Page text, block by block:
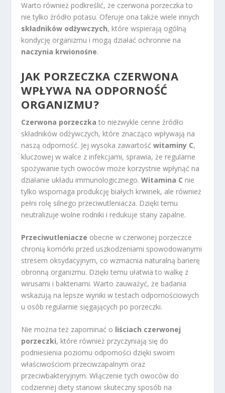
Warto również podkreślić, że czerwona porzeczka to
nie tylko źródło potasu. Oferuje ona także wiele innych
składników odżywczych, które wspierają ogólną
kondycję organizmu i mogą działać ochronnie na
naczynia krwionośne.
JAK PORZECZKA CZERWONA
WPŁYWA NA ODPORNOŚĆ
ORGANIZMU?
Czerwona porzeczka to niezwykle cenne źródło
składników odżywczych, które znacząco wpływają na
naszą odporność. Jej wysoka zawartośćwitaminy C,
kluczowej w walce z infekcjami, sprawia, że regularne
spożywanie tych owoców może korzystnie wpłynąć na
działanie układu immunologicznego.Witamina C nie
tylko wspomaga produkcję białych krwinek, ale również
pełni rolę silnego przeciwutleniacza. Dzięki temu
neutralizuje wolne rodniki i redukuje stany zapalne.
Przeciwutleniacze obecne w czerwonej porzeczce
chronią komórki przed uszkodzeniami spowodowanymi
stresem oksydacyjnym, co wzmacnia naturalną barierę
obronną organizmu. Dzięki temu ułatwia to walkę z
wirusami i bakteriami. Warto zauważyć, że badania
wskazują na lepsze wyniki w testach odpornościowych
u osób regularnie sięgających po porzeczki.
Nie można też zapominać o liściach czerwonej
porzeczki, które również przyczyniają się do
podniesienia poziomu odporności dzięki swoim
właściwościom przeciwzapalnym oraz
przeciwbakteryjnym. Włączenie tych owoców do
codziennej diety stanowi skuteczny sposób na